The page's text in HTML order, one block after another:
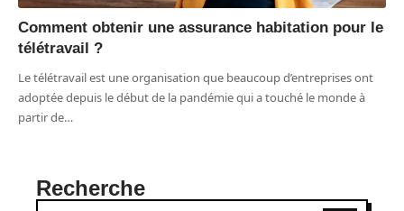
Comment obtenir une assurance habitation pour le
télétravail ?
Le télétravail est une organisation que beaucoup d’entreprises ont
adoptée depuis le début de la pandémie qui a touché le monde à
partir de…
Recherche